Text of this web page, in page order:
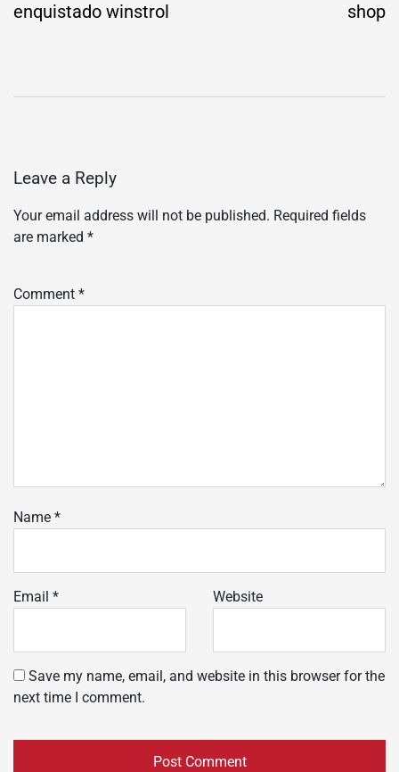
enquistado winstrol
shop
Leave a Reply
Your email address will not be published. Required fields
are marked *
Comment *
Name *
Email * Website
Save my name, email, and website in this browser for the
next time I comment.